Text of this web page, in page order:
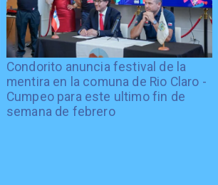
Condorito anuncia festival de la
mentira en la comuna de Rio Claro -
Cumpeo para este ultimo fin de
semana de febrero